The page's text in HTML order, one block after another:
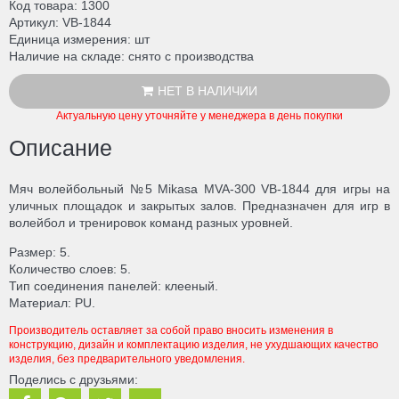
Код товара
1300
Артикул VB-1844
Единица измерения
шт
Наличие на складе снято с производства
НЕТ В НАЛИЧИИ
Актуальную цену уточняйте у менеджера в день покупки
Описание
Мяч волейбольный №5 Mikasa MVA-300 VB-1844 для игры на
уличных площадок и закрытых залов. Предназначен для игр в
волейбол и тренировок команд разных уровней.
Размер: 5.
Количество слоев: 5.
Тип соединения панелей: клееный.
Материал: PU.
Производитель оставляет за собой право вносить изменения в
конструкцию, дизайн и комплектацию изделия, не ухудшающих качество
изделия, без предварительного уведомления.
Поделись с друзьями: